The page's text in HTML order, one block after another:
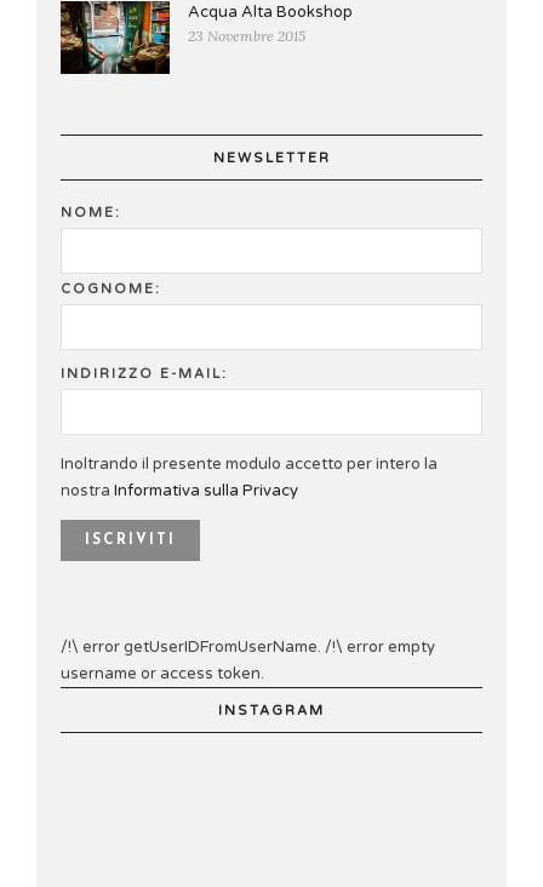
Acqua Alta Bookshop
23 Novembre 2015
NEWSLETTER
NOME:
COGNOME:
INDIRIZZO E-MAIL:
Inoltrando il presente modulo accetto per intero la
nostra Informativa sulla Privacy
/!\ error getUserIDFromUserName. /!\ error empty
username or access token.
INSTAGRAM